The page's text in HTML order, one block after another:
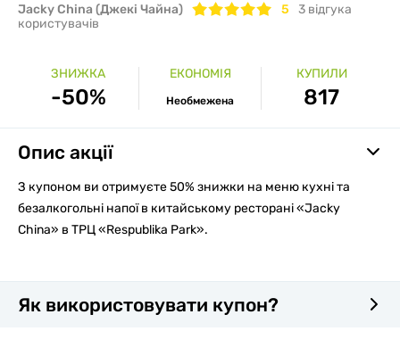
Jacky China (Джекі Чайна) 5 3 вiдгука
користувачів
ЗНИЖКА
-50%
ЕКОНОМІЯ
Необмежена
КУПИЛИ
817
Опис акції
З купоном ви отримуєте 50% знижки на меню кухні та
безалкогольні напої в китайському ресторані «Jacky
China» в ТРЦ «Respublika Рark».
Як використовувати купон?